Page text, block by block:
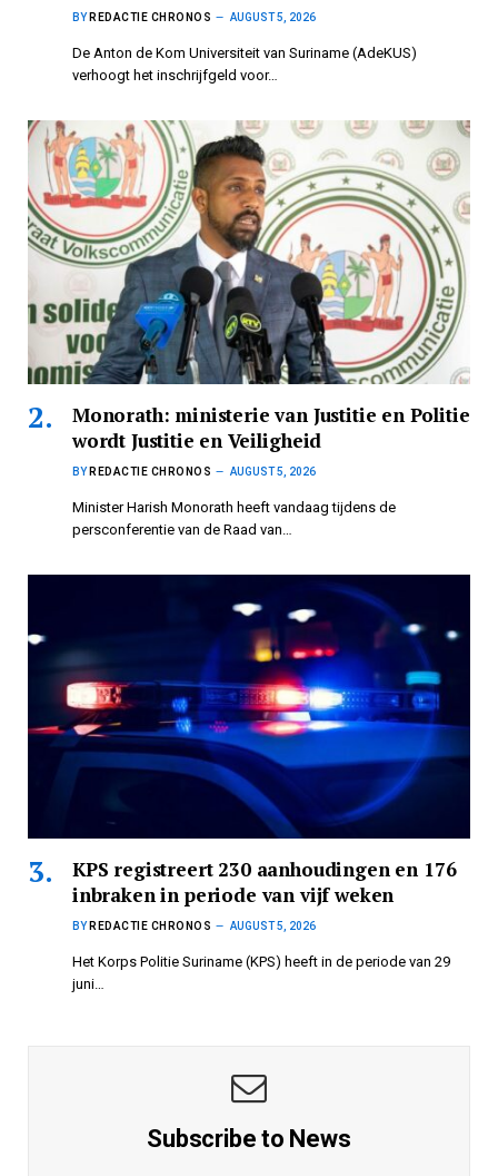
BY REDACTIE CHRONOS AUGUST 5, 2026
De Anton de Kom Universiteit van Suriname (AdeKUS)
verhoogt het inschrijfgeld voor…
Monorath: ministerie van Justitie en Politie
wordt Justitie en Veiligheid
BY REDACTIE CHRONOS AUGUST 5, 2026
Minister Harish Monorath heeft vandaag tijdens de
persconferentie van de Raad van…
KPS registreert 230 aanhoudingen en 176
inbraken in periode van vijf weken
BY REDACTIE CHRONOS AUGUST 5, 2026
Het Korps Politie Suriname (KPS) heeft in de periode van 29
juni…
Subscribe to News